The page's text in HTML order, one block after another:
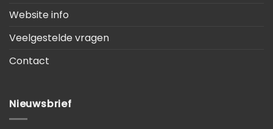
Website info
Veelgestelde vragen
Contact
Nieuwsbrief